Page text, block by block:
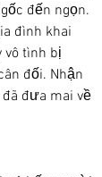
đến ngọn.
đình khai
vô tình bị
đối. Nhận
đưa mai về